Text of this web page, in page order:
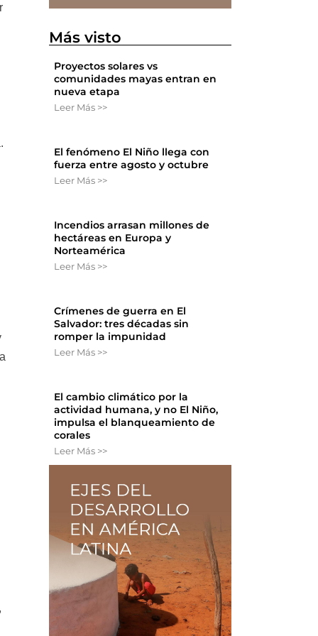
Más visto
Proyectos solares vs
comunidades mayas entran en
nueva etapa
Leer Más >>
El fenómeno El Niño llega con
fuerza entre agosto y octubre
Leer Más >>
Incendios arrasan millones de
hectáreas en Europa y
Norteamérica
Leer Más >>
Crímenes de guerra en El
Salvador: tres décadas sin
romper la impunidad
Leer Más >>
El cambio climático por la
actividad humana, y no El Niño,
impulsa el blanqueamiento de
corales
Leer Más >>